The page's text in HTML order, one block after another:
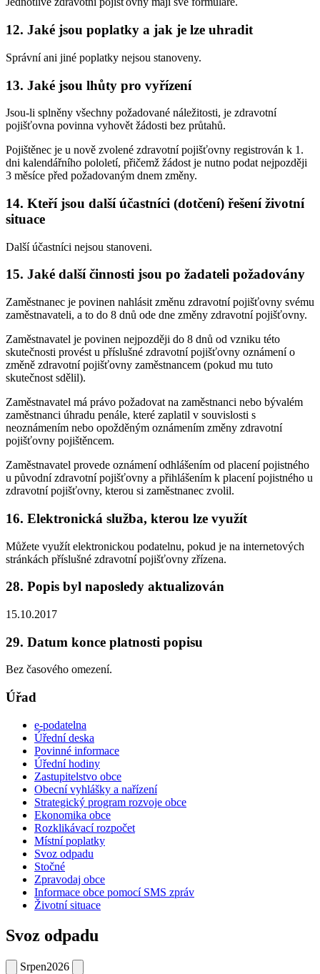
12. Jaké jsou poplatky a jak je lze uhradit
Správní ani jiné poplatky nejsou stanoveny.
13. Jaké jsou lhůty pro vyřízení
Jsou-li splněny všechny požadované náležitosti, je zdravotní
pojišťovna povinna vyhovět žádosti bez průtahů.
Pojištěnec je u nově zvolené zdravotní pojišťovny registrován k 1.
dni kalendářního pololetí, přičemž žádost je nutno podat nejpozději
3 měsíce před požadovaným dnem změny.
14. Kteří jsou další účastníci (dotčení) řešení životní
situace
Další účastníci nejsou stanoveni.
15. Jaké další činnosti jsou po žadateli požadovány
Zaměstnanec je povinen nahlásit změnu zdravotní pojišťovny svému
zaměstnavateli, a to do 8 dnů ode dne změny zdravotní pojišťovny.
Zaměstnavatel je povinen nejpozději do 8 dnů od vzniku této
skutečnosti provést u příslušné zdravotní pojišťovny oznámení o
změně zdravotní pojišťovny zaměstnancem (pokud mu tuto
skutečnost sdělil).
Zaměstnavatel má právo požadovat na zaměstnanci nebo bývalém
zaměstnanci úhradu penále, které zaplatil v souvislosti s
neoznámením nebo opožděným oznámením změny zdravotní
pojišťovny pojištěncem.
Zaměstnavatel provede oznámení odhlášením od placení pojistného
u původní zdravotní pojišťovny a přihlášením k placení pojistného u
zdravotní pojišťovny, kterou si zaměstnanec zvolil.
16. Elektronická služba, kterou lze využít
Můžete využít elektronickou podatelnu, pokud je na internetových
stránkách příslušné zdravotní pojišťovny zřízena.
28. Popis byl naposledy aktualizován
15.10.2017
29. Datum konce platnosti popisu
Bez časového omezení.
Úřad
e-podatelna
Úřední deska
Povinné informace
Úřední hodiny
Zastupitelstvo obce
Obecní vyhlášky a nařízení
Strategický program rozvoje obce
Ekonomika obce
Rozklikávací rozpočet
Místní poplatky
Svoz odpadu
Stočné
Zpravodaj obce
Informace obce pomocí SMS zpráv
Životní situace
Svoz odpadu
Srpen2026